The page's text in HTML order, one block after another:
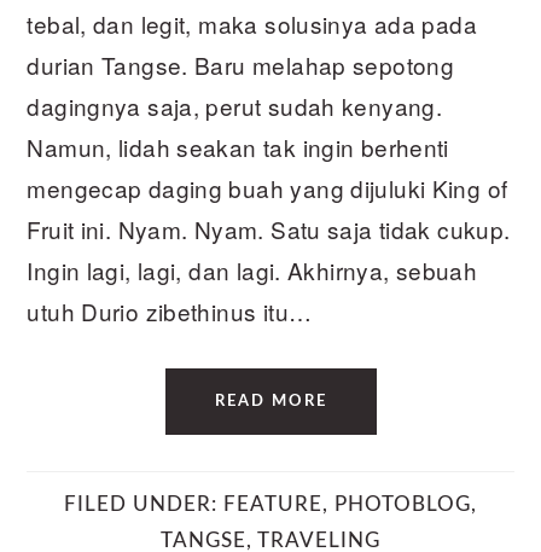
tebal, dan legit, maka solusinya ada pada
durian Tangse. Baru melahap sepotong
dagingnya saja, perut sudah kenyang.
Namun, lidah seakan tak ingin berhenti
mengecap daging buah yang dijuluki King of
Fruit ini. Nyam. Nyam. Satu saja tidak cukup.
Ingin lagi, lagi, dan lagi. Akhirnya, sebuah
utuh Durio zibethinus itu…
READ MORE
FILED UNDER: FEATURE, PHOTOBLOG,
TANGSE, TRAVELING